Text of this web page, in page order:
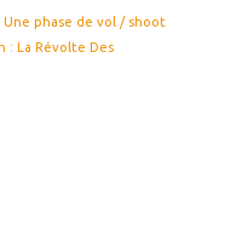
Une phase de vol / shoot
: La Révolte Des